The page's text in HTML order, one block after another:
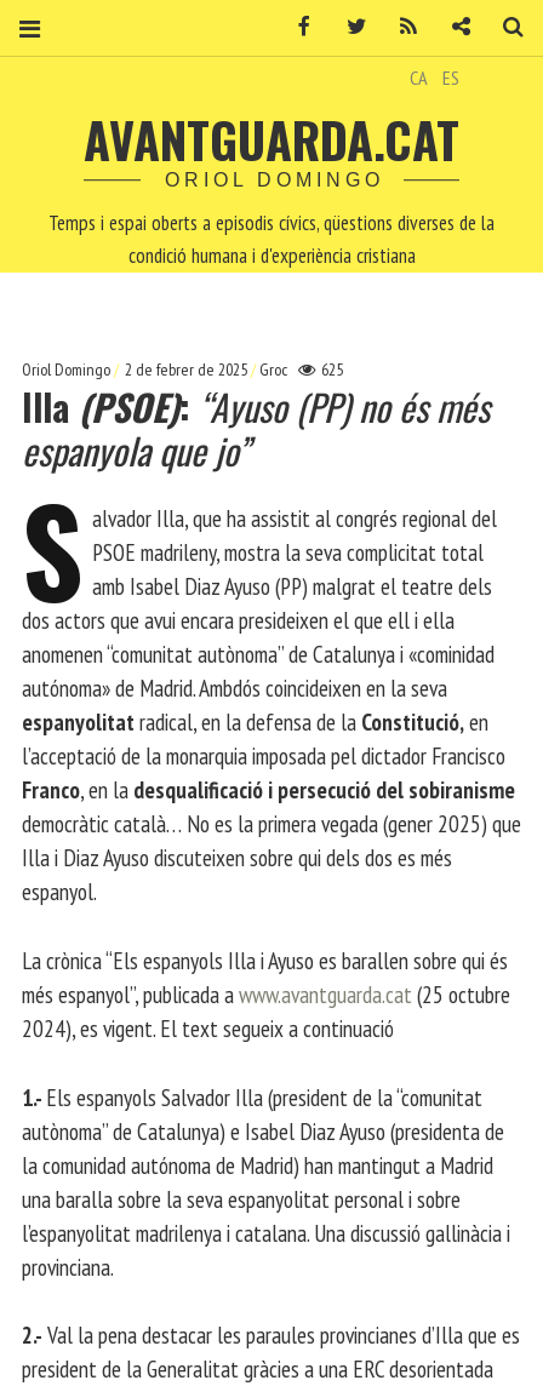
CA ES
AVANTGUARDA.CAT
ORIOL DOMINGO
Temps i espai oberts a episodis cívics, qüestions diverses de la
condició humana i d'experiència cristiana
Oriol Domingo 2 de febrer de 2025 Groc 625
Illa (PSOE): “Ayuso(PP)no és més
espanyola que jo”
S alvador Illa, que ha assistit al congrés regional del
PSOE madrileny, mostra la seva complicitat total
amb Isabel Diaz Ayuso (PP) malgrat el teatre dels
dos actors que avui encara presideixen el que ell i ella
anomenen “comunitat autònoma” de Catalunya i «cominidad
autónoma» de Madrid. Ambdós coincideixen en la seva
espanyolitat radical, en la defensa de la Constitució,en
l’acceptació de la monarquia imposada pel dictador Francisco
Franco, en la desqualificació i persecució del sobiranisme
democràtic català… No es la primera vegada (gener 2025) que
Illa i Diaz Ayuso discuteixen sobre qui dels dos es més
espanyol.
La crònica “Els espanyols Illa i Ayuso es barallen sobre qui és
més espanyol”, publicada awww.avantguarda.cat (25 octubre
2024), es vigent. El text segueix a continuació
1.- Els espanyols Salvador Illa (president de la “comunitat
autònoma” de Catalunya) e Isabel Diaz Ayuso (presidenta de
la comunidad autónoma de Madrid) han mantingut a Madrid
una baralla sobre la seva espanyolitat personal i sobre
l’espanyolitat madrilenya i catalana. Una discussió gallinàcia i
provinciana.
2.- Val la pena destacar les paraules provincianes d’Illa que es
president de la Generalitat gràcies a una ERC desorientada
Facebook Twitter Contacte